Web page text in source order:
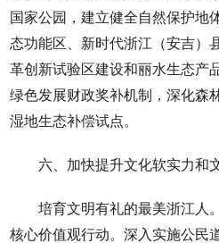
国家公园，建立健全自然保护地
态功能区、新时代浙江（安吉）
革创新试验区建设和丽水生态产
绿色发展财政奖补机制，深化森
湿地生态补偿试点。
六、加快提升文化软实力和
培育文明有礼的最美浙江人
核心价值观行动。深入实施公民